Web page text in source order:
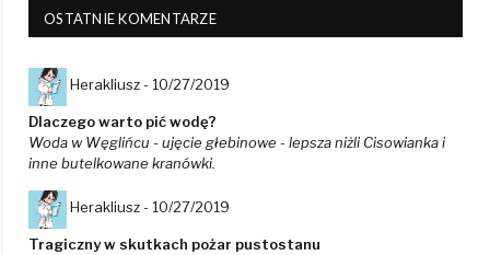
OSTATNIE KOMENTARZE
Herakliusz - 10/27/2019
Dlaczego warto pić wodę?
Woda w Węglińcu - ujęcie głebinowe - lepsza niżli Cisowianka i
inne butelkowane kranówki.
Herakliusz - 10/27/2019
Tragiczny w skutkach pożar pustostanu